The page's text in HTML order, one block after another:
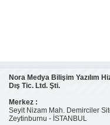
Nora Medya Bilişim Yazılım
Dış Tic. Ltd. Şti.
Merkez :
Seyit Nizam Mah. Demirciler
Zeytinburnu - İSTANBUL